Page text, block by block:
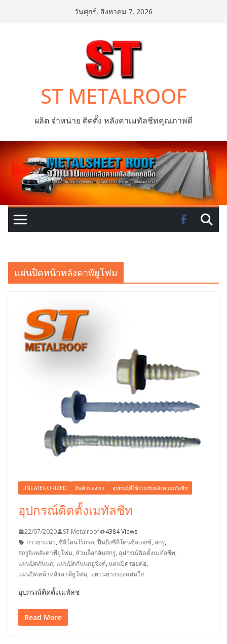
วันศุกร์, สิงหาคม 7, 2026
ST METALROOF
ผลิต จำหน่าย ติดตั้ง หลังคาเมทัลชีทคุณภาพดี
แผ่นปิดหน้าหลังคาพียูโฟม
UNCATEGORIZED สินค้าของเรา อุปกรณ์ที่ใช้ร่วมกับหลังคาเมทัลชีท
อุปกรณ์ติดตั้งเมทัลชีท
22/07/2020 ST Metalroof
4384 Views
กาวยาแนว, ซิลิโคนไร้กรด,ปืนยิงซิลิโคนซีลเลกซ์, สกรู,
สกรูยิงหลังคาพียูโฟม, หัวบล็อกจับสกรู, อุปกรณ์ติดตั้งเมทัลชีท,
แผ่นปิดกันนก, แผ่นปิดกันนกอูซิงค์, แผ่นปิดรอยต่อ,
แผ่นปิดหน้าหลังคาพียูโฟม, แหวนยางรองแผ่นใส
อุปกรณ์ติดตั้งเมทัลช
Read More